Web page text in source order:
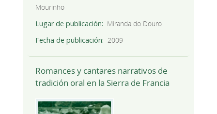
Mourinho
Lugar de publicación
Miranda do Douro
Fecha de publicación
2009
Romances y cantares narrativos de
tradición oral en la Sierra de Francia